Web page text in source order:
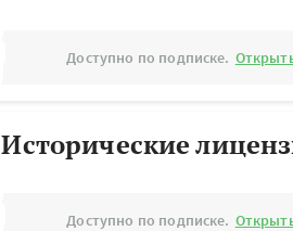
Доступно по подписке.
Исторические
Доступно по подписке.